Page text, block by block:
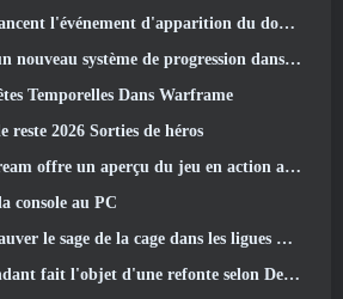
l'événement d'apparition du double archboss
système de progression dans la mise à jour de la saison SS4
Temporelles Dans Warframe
reste 2026 Sorties de héros
un aperçu du jeu en action avant son lancement
console au PC
cage dans les ligues VI de Old School RuneScape: Pactes démoniaques
fait l'objet d'une refonte selon Dev Stream